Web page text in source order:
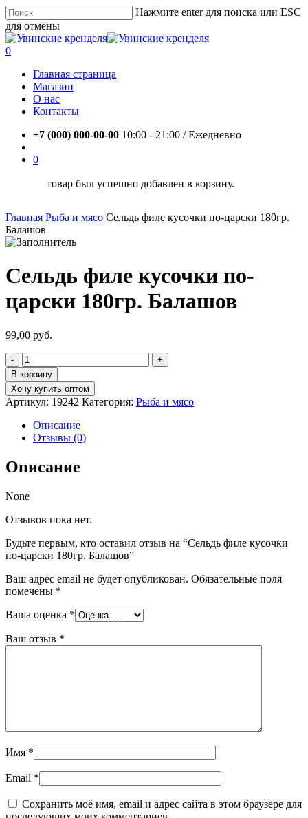
Skip
to
main
content
Нажмите enter для поиска или ESC
для отмены
Close
Search
account
0
Главная страница
Магазин
О нас
Контакты
+7 (000) 000-00-00 10:00 - 21:00 / Eжедневно
0
товар был успешно добавлен в корзину.
Главная Рыба и мясо Сельдь филе кусочки по-царски 180гр.
Балашов
Сельдь филе кусочки по-
царски 180гр. Балашов
99,00 руб.
Количество
товара
Сельдь
филе
кусочки
по-
царски
180гр.
В корзину
Хочу купить оптом
Артикул: 19242 Категория: Рыба и мясо
Описание
Отзывы (0)
Описание
None
Отзывов пока нет.
Будьте первым, кто оставил отзыв на “Сельдь филе кусочки
по-царски 180гр. Балашов”
Ваш адрес email не будет опубликован. Обязательные поля
помечены *
Ваша оценка *
Ваш отзыв *
Имя *
Email *
Сохранить моё имя, email и адрес сайта в этом браузере для